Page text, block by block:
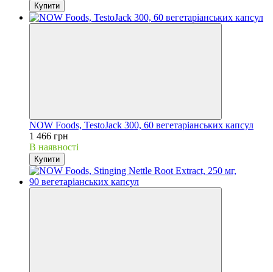
Купити
NOW Foods, TestoJack 300, 60 вегетаріанських капсул
1 466 грн
В наявності
Купити